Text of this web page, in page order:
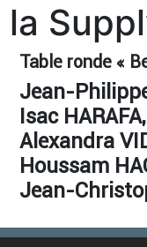
la
Table ronde «
Jean-
Isac HARAFA,
Alexandra
Houssam
Jean-